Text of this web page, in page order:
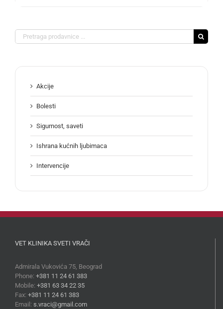
Search
for:
Akcije
Bolesti
Sigurnost, saveti
Ishrana kućnih ljubimaca
Intervencije
VET KLINIKA SVETI VRAČI
Admirala Vukovića 75, Beograd
Phone: +381 11 24 61 383
Mobile: +381 63 34 22 35
Fax: +381 11 24 61 383
Email: s.vraci@gmail.com